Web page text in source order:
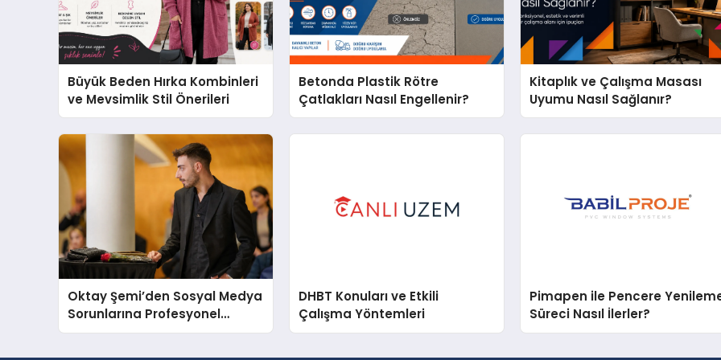
Büyük Beden Hırka Kombinleri
ve Mevsimlik Stil Önerileri
Betonda Plastik Rötre
Çatlakları Nasıl Engellenir?
Kitaplık ve Çalışma Masası
Uyumu Nasıl Sağlanır?
Oktay Şemi’den Sosyal Medya
Sorunlarına Profesyonel
Müdahale ve Hızlı Çözüm
DHBT Konuları ve Etkili
Çalışma Yöntemleri
Pimapen ile Pencere
Süreci Nasıl İlerler?